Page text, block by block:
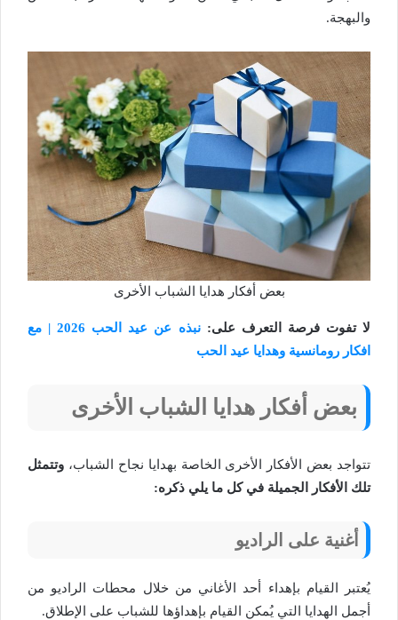
والبهجة.
بعض أفكار هدايا الشباب الأخرى
لا تفوت فرصة التعرف على:
نبذه عن عيد الحب 2026 | مع
افكار رومانسية وهدايا عيد الحب
بعض أفكار هدايا الشباب الأخرى
تتواجد بعض الأفكار الأخرى الخاصة بهدايا نجاح الشباب، وتتمثل
تلك الأفكار الجميلة في كل ما يلي ذكره:
أغنية على الراديو
يُعتبر القيام بإهداء أحد الأغاني من خلال محطات الراديو من
أجمل الهدايا التي يُمكن القيام بإهداؤها للشباب على الإطلاق.